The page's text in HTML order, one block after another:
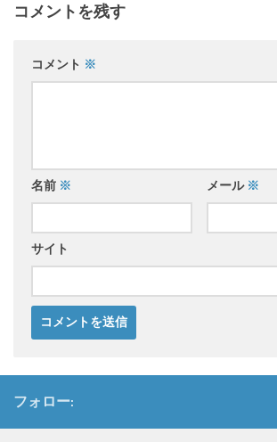
コメントを残す
コメント ※
名前 ※ メール ※
サイト
フォロー: